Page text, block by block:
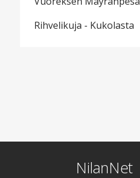
Rihvelikuja - Kukolasta
NilanNet